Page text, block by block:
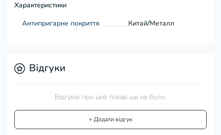
Характеристики
Антипригарне покриття
Китай/Металл
Відгуки
Відгуків про цей товар ще не було.
+ Додати відгук